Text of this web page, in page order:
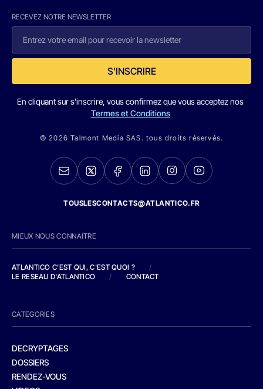
RECEVEZ NOTRE NEWSLETTER
S'INSCRIRE
En cliquant sur s'inscrire, vous confirmez que vous acceptez nos
Termes et Conditions
© 2026 Talmont Media SAS. tous droits réservés.
TOUSLESCONTACTS@ATLANTICO.FR
MIEUX NOUS CONNAITRE
ATLANTICO C'EST QUI, C'EST QUOI ?
/
LE RESEAU D'ATLANTICO
/ CONTACT
CATEGORIES
DECRYPTAGES
DOSSIERS
RENDEZ-VOUS